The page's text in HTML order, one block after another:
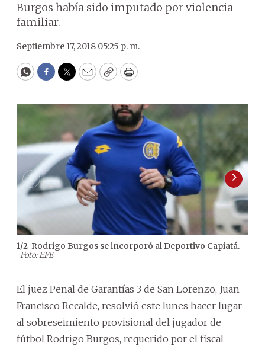
Burgos había sido imputado por violencia
familiar.
Septiembre 17, 2018 05:25 p. m.
WhatsApp
Facebook
Twitter
EmailCopyPrint
1/2 Rodrigo Burgos se incorporó al Deportivo Capiatá.
Foto: EFE
El juez Penal de Garantías 3 de San Lorenzo, Juan
Francisco Recalde, resolvió este lunes hacer lugar
al sobreseimiento provisional del jugador de
fútbol Rodrigo Burgos, requerido por el fiscal